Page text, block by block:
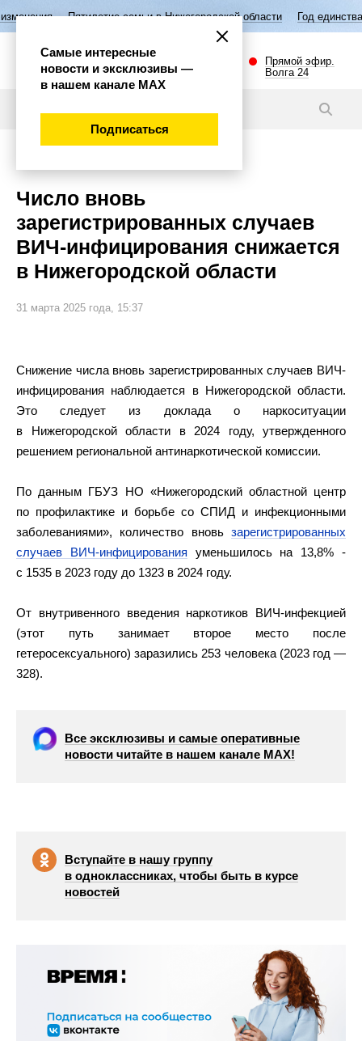
семьи в Нижегородской области Год единства народов
Прямой эфир.
Волга 24
Число вновь
зарегистрированных случаев
ВИЧ-инфицирования снижается
в Нижегородской области
31 марта 2025 года, 15:37
Снижение числа вновь зарегистрированных случаев ВИЧ-
инфицирования наблюдается в Нижегородской области.
Это следует из доклада о наркоситуации
в Нижегородской области в 2024 году, утвержденного
решением региональной антинаркотической комиссии.
По данным ГБУЗ НО «Нижегородский областной центр
по профилактике и борьбе со СПИД и инфекционными
заболеваниями», количество вновь зарегистрированных
случаев ВИЧ-инфицирования уменьшилось на 13,8% -
с 1535 в 2023 году до 1323 в 2024 году.
От внутривенного введения наркотиков ВИЧ-инфекцией
(этот путь занимает второе место после
гетеросексуального) заразились 253 человека (2023 год —
328).
Все эксклюзивы и самые оперативные
новости читайте в нашем канале МАХ!
Вступайте в нашу группу
в одноклассниках, чтобы быть в курсе
новостей
Самые интересные
новости и эксклюзивы —
в нашем канале МАХ
Подписаться